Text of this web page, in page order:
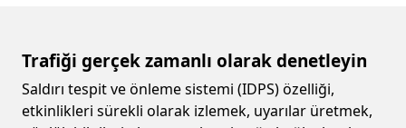
Trafiği gerçek zamanlı olarak denetleyin
Saldırı tespit ve önleme sistemi (IDPS) özelliği,
etkinlikleri sürekli olarak izlemek, uyarılar üretmek,